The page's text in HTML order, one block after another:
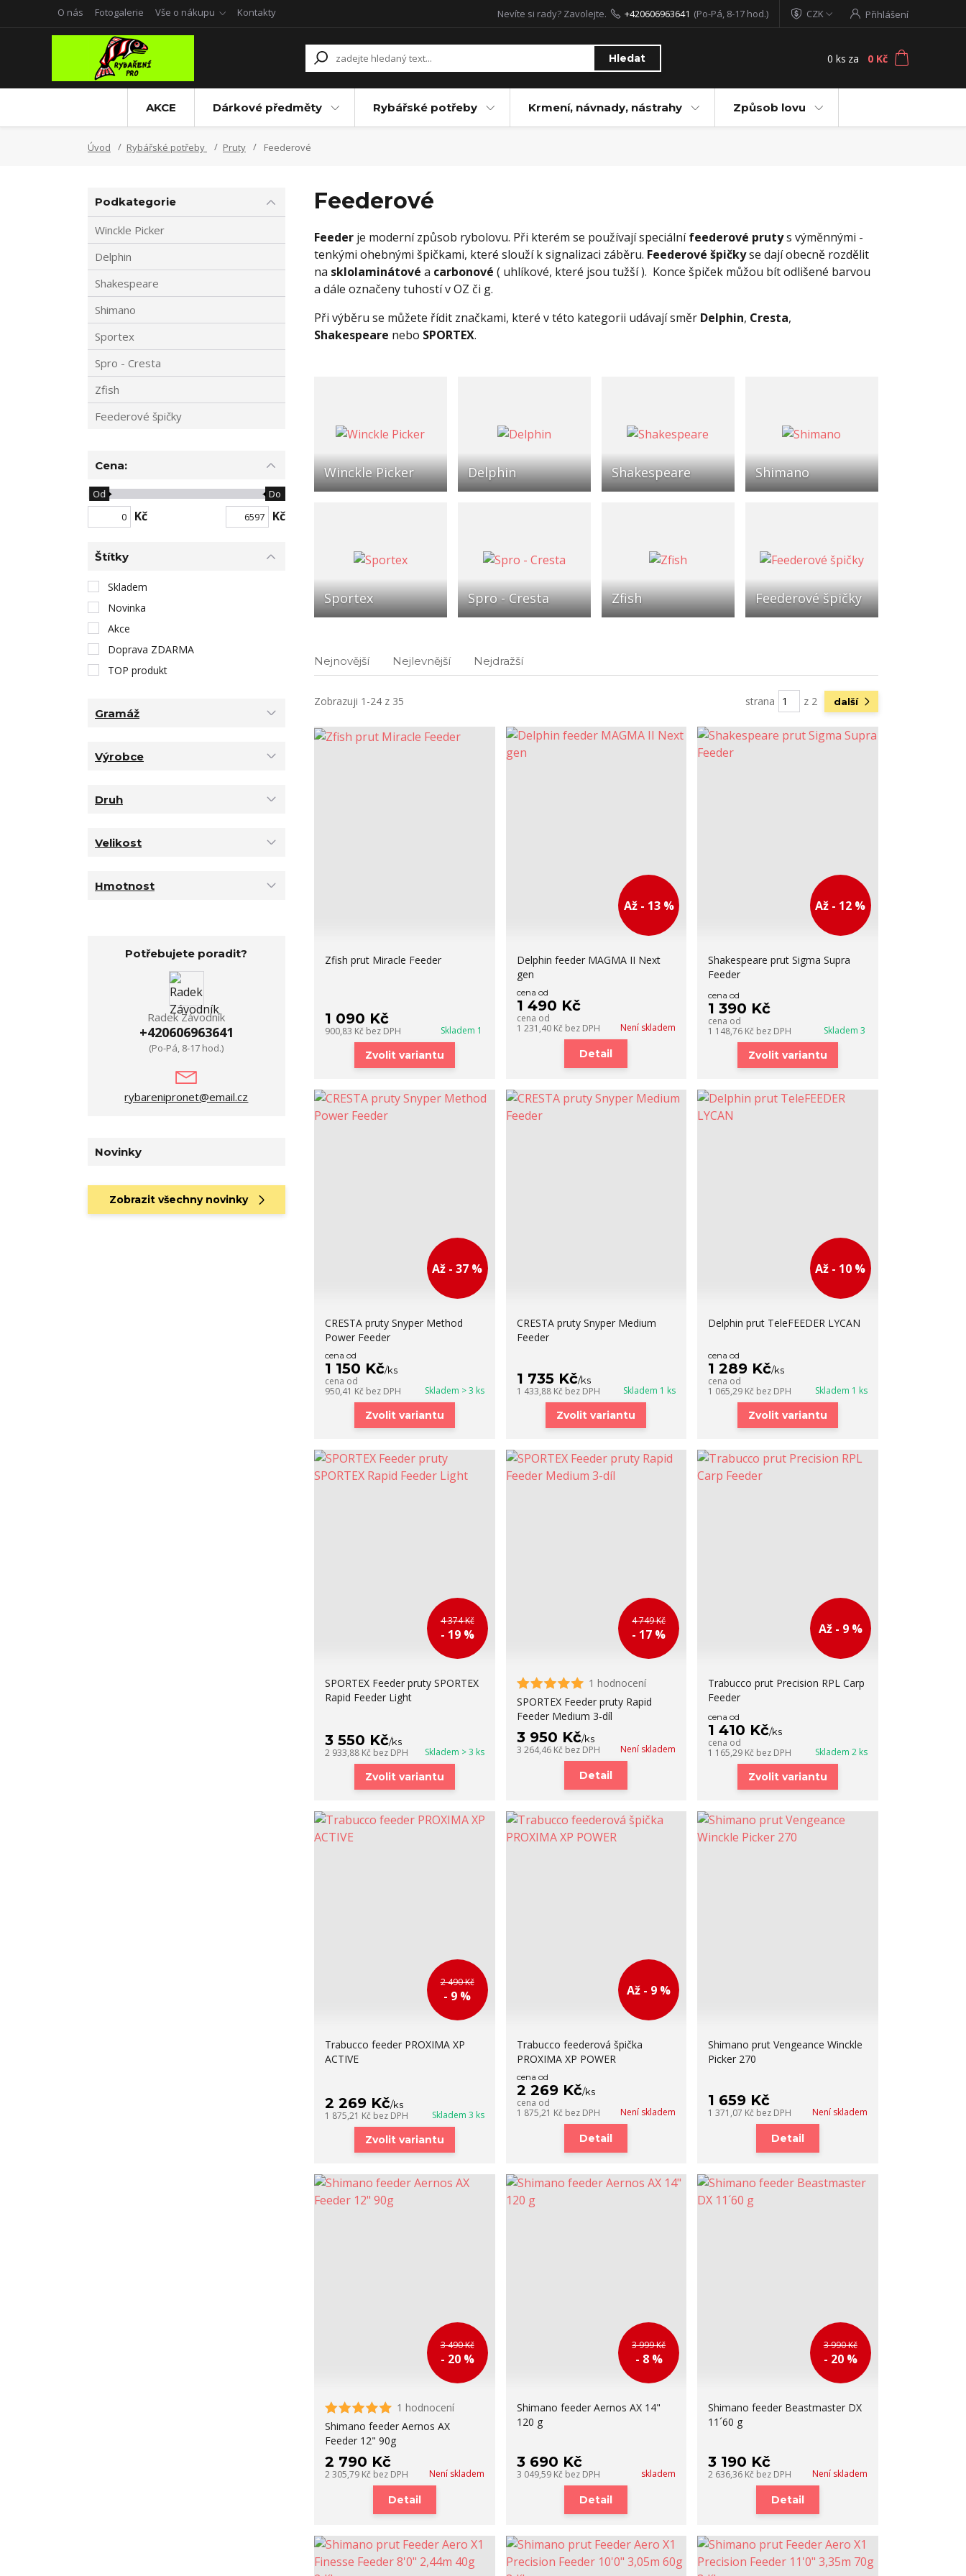
O nás Fotogalerie Vše o nákupu Kontakty CZK Přihlášení
Hledat
Nevíte si rady? Zavolejte. +420606963641 (Po-Pá, 8-17 hod.)
0 ks za 0 Kč
AKCE Dárkové předměty Rybářské potřeby Krmení, návnady, nástrahy Způsob lovu
Úvod Rybářské potřeby Pruty Feederové
Feederové
Feederje moderní způsob rybolovu. Při kterém se používají speciálnífeederové prutys výměnnými -
tenkými ohebnými špičkami, které slouží k signalizaci záběru. Feederové špičkyse dají obecně rozdělit
na sklolaminátové a carbonové ( uhlíkové, které jsou tužší ). Konce špiček můžou bít odlišené barvou
a dále označeny tuhostí v OZ či g.
Při výběru se můžete řídit značkami, které v této kategorii udávají směr Delphin, Cresta,
Shakespeare nebo SPORTEX.
Winckle Picker Delphin Shakespeare Shimano
Sportex Spro - Cresta Zfish Feederové špičky
Nejnovější Nejlevnější Nejdražší
Zobrazuji 1-24 z 35 strana z 2 další
Zfish prut Miracle Feeder
1 090 Kč
900,83 Kč bez DPH Skladem 1
Zvolit variantu
Až - 13 %
Delphin feeder MAGMA II Next
gen
cena od
1 490 Kč
cena od
1 231,40 Kč bez DPH Není skladem
Detail
Až - 12 %
Shakespeare prut Sigma Supra
Feeder
cena od
1 390 Kč
cena od
1 148,76 Kč bez DPH Skladem 3
Zvolit variantu
Až - 37 %
CRESTA pruty Snyper Method
Power Feeder
cena od
1 150 Kč/ks
cena od
950,41 Kč bez DPH Skladem > 3 ks
Zvolit variantu
CRESTA pruty Snyper Medium
Feeder
1 735 Kč/ks
1 433,88 Kč bez DPH Skladem 1 ks
Zvolit variantu
Až - 10 %
Delphin prut TeleFEEDER LYCAN
cena od
1 289 Kč/ks
cena od
1 065,29 Kč bez DPH Skladem 1 ks
Zvolit variantu
4 374 Kč
- 19 %
SPORTEX Feeder pruty SPORTEX
Rapid Feeder Light
3 550 Kč/ks
2 933,88 Kč bez DPH Skladem > 3 ks
Zvolit variantu
4 749 Kč
- 17 %
1 hodnocení
SPORTEX Feeder pruty Rapid
Feeder Medium 3-díl
3 950 Kč/ks
3 264,46 Kč bez DPH Není skladem
Detail
Až - 9 %
Trabucco prut Precision RPL Carp
Feeder
cena od
1 410 Kč/ks
cena od
1 165,29 Kč bez DPH Skladem 2 ks
Zvolit variantu
2 490 Kč
- 9 %
Trabucco feeder PROXIMA XP
ACTIVE
2 269 Kč/ks
1 875,21 Kč bez DPH Skladem 3 ks
Zvolit variantu
Až - 9 %
Trabucco feederová špička
PROXIMA XP POWER
cena od
2 269 Kč/ks
cena od
1 875,21 Kč bez DPH Není skladem
Detail
Shimano prut Vengeance Winckle
Picker 270
1 659 Kč
1 371,07 Kč bez DPH Není skladem
Detail
3 490 Kč
- 20 %
1 hodnocení
Shimano feeder Aernos AX
Feeder 12" 90g
2 790 Kč
2 305,79 Kč bez DPH Není skladem
Detail
3 999 Kč
- 8 %
Shimano feeder Aernos AX 14"
120 g
3 690 Kč
3 049,59 Kč bez DPH skladem
Detail
3 990 Kč
- 20 %
Shimano feeder Beastmaster DX
11´60 g
3 190 Kč
2 636,36 Kč bez DPH Není skladem
Detail
Podkategorie
Winckle Picker
Delphin
Shakespeare
Shimano
Sportex
Spro - Cresta
Zfish
Feederové špičky
Cena:
Kč
Od Do
Kč
Štítky
Skladem
Novinka
Akce
Doprava ZDARMA
TOP produkt
Gramáž
Výrobce
Druh
Velikost
Hmotnost
Potřebujete poradit?
Radek Závodník
+420606963641
(Po-Pá, 8-17 hod.)
rybarenipronet@email.cz
Novinky
Zobrazit všechny novinky